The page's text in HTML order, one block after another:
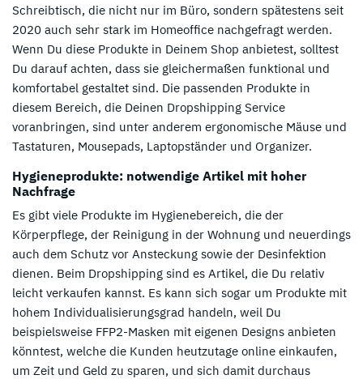
Schreibtisch, die nicht nur im Büro, sondern spätestens seit
2020 auch sehr stark im Homeoffice nachgefragt werden.
Wenn Du diese Produkte in Deinem Shop anbietest, solltest
Du darauf achten, dass sie gleichermaßen funktional und
komfortabel gestaltet sind. Die passenden Produkte in
diesem Bereich, die Deinen Dropshipping Service
voranbringen, sind unter anderem ergonomische Mäuse und
Tastaturen, Mousepads, Laptopständer und Organizer.
Hygieneprodukte: notwendige Artikel mit hoher
Nachfrage
Es gibt viele Produkte im Hygienebereich, die der
Körperpflege, der Reinigung in der Wohnung und neuerdings
auch dem Schutz vor Ansteckung sowie der Desinfektion
dienen. Beim Dropshipping sind es Artikel, die Du relativ
leicht verkaufen kannst. Es kann sich sogar um Produkte mit
hohem Individualisierungsgrad handeln, weil Du
beispielsweise FFP2-Masken mit eigenen Designs anbieten
könntest, welche die Kunden heutzutage online einkaufen,
um Zeit und Geld zu sparen, und sich damit durchaus